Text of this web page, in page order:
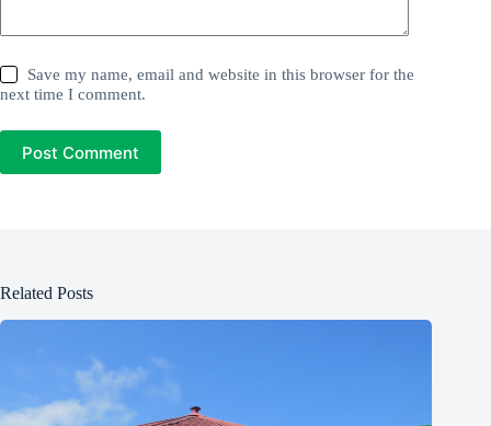
Save my name, email and website in this browser for the
next time I comment.
Post Comment
Related Posts